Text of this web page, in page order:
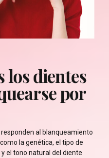
los dientes
por
al blanqueamiento
la genética, el tipo de
el tono natural del diente